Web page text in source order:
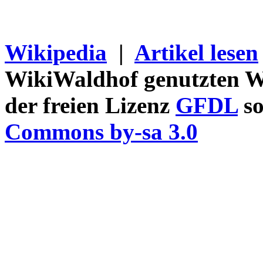
Wikipedia | Artikel lesen
WikiWaldhof genutzten
der freien Lizenz GFDL
Commons by-sa 3.0